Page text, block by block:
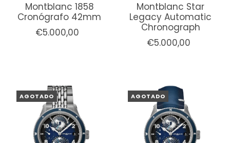
Montblanc 1858
Cronógrafo 42mm
€5.000,00
Montblanc Star
Legacy Automatic
Chronograph
€5.000,00
AGOTADO AGOTADO